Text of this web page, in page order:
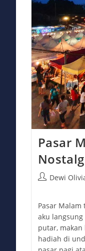
Pasar
PostDewi
Pasar Malam
aku
putar,
hadiah di